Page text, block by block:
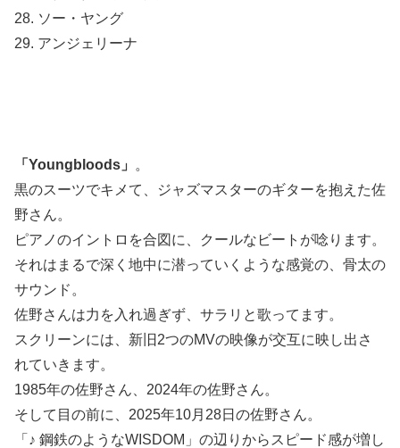
28. ソー・ヤング
29. アンジェリーナ
「Youngbloods」
。
黒のスーツでキメて、ジャズマスターのギターを抱えた佐
野さん。
ピアノのイントロを合図に、クールなビートが唸ります。
それはまるで深く地中に潜っていくような感覚の、骨太の
サウンド。
佐野さんは力を入れ過ぎず、サラリと歌ってます。
スクリーンには、新旧2つのMVの映像が交互に映し出さ
れていきます。
1985年の佐野さん、2024年の佐野さん。
そして目の前に、2025年10月28日の佐野さん。
「♪ 鋼鉄のようなWISDOM」の辺りからスピード感が増し